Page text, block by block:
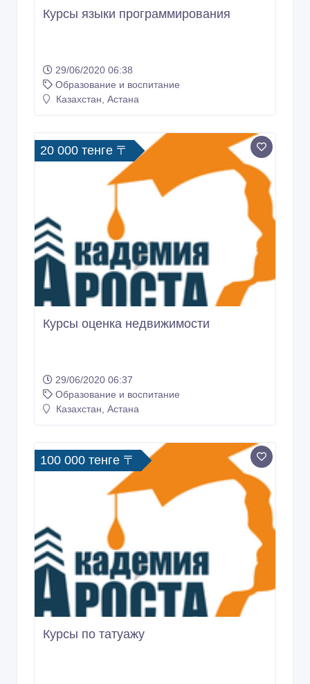
Курсы языки программирования
29/06/2020 06:38
Образование и воспитание
Казахстан, Астана
20 000 тенге 〒
Курсы оценка недвижимости
29/06/2020 06:37
Образование и воспитание
Казахстан, Астана
100 000 тенге 〒
Курсы по татуажу